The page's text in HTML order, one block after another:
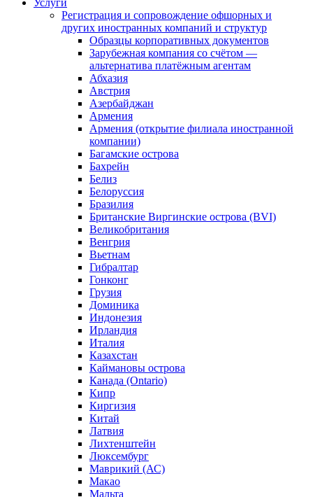
Услуги
Регистрация и сопровождение офшорных и
других иностранных компаний и структур
Образцы корпоративных документов
Зарубежная компания со счётом —
альтернатива платёжным агентам
Абхазия
Австрия
Азербайджан
Армения
Армения (открытие филиала иностранной
компании)
Багамские острова
Бахрейн
Белиз
Белоруссия
Бразилия
Британские Виргинские острова (BVI)
Великобритания
Венгрия
Вьетнам
Гибралтар
Гонконг
Грузия
Доминика
Индонезия
Ирландия
Италия
Казахстан
Каймановы острова
Канада (Ontario)
Кипр
Киргизия
Китай
Латвия
Лихтенштейн
Люксембург
Маврикий (АС)
Макао
Мальта